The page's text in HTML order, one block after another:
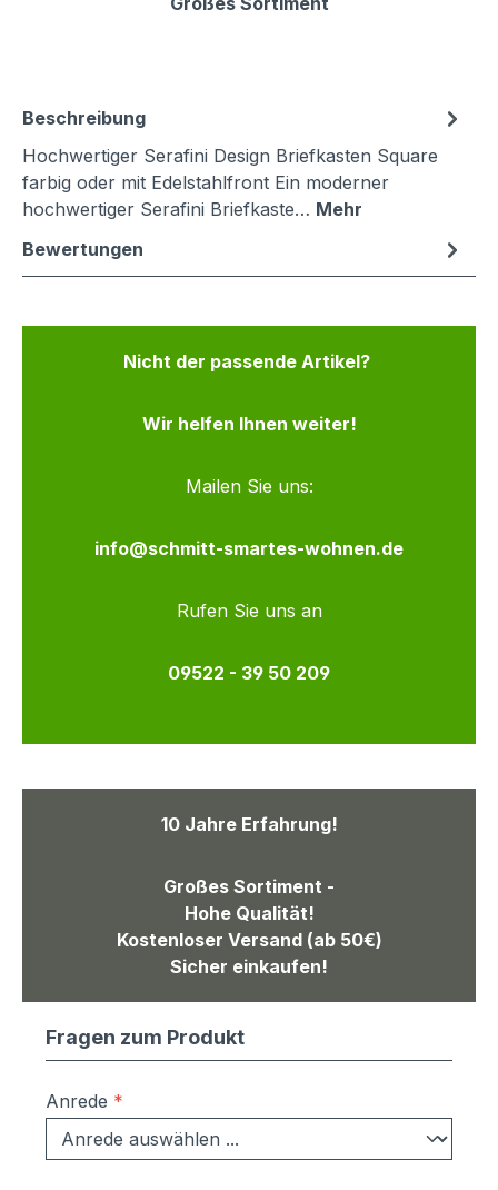
Beschreibung
Hochwertiger Serafini Design Briefkasten Square
farbig oder mit Edelstahlfront Ein moderner
hochwertiger Serafini Briefkaste… Mehr
Bewertungen
Nicht der passende Artikel?
Wir helfen Ihnen weiter!
Mailen Sie uns:
info@schmitt-smartes-wohnen.de
Rufen Sie uns an
09522 - 39 50 209
10 Jahre Erfahrung!
Großes Sortiment -
Hohe Qualität!
Kostenloser Versand (ab 50€)
Sicher einkaufen!
Fragen zum Produkt
Anrede *